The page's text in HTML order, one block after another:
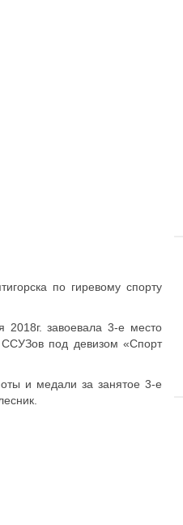
по гире­во­му спорту
заво­е­ва­ла 3‑е место
ССУЗов под девизом «Спорт
и медали за занятое 3‑е